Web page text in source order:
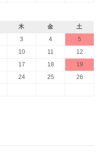
木 金
土
3 4
5
10 11
12
17 18
19
24 25
26